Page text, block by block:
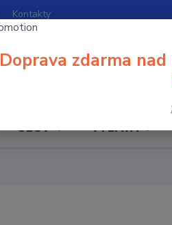
Kontakty
OBUV VÝBAVA
Doprava zdarma